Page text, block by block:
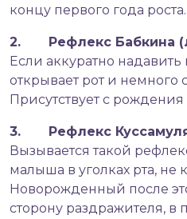
концу первого года роста.
2. Рефлекс Бабкина
Если аккуратно
открывает рот и немного
Присутствует с
3. Рефлекс Куссамуля
Вызывается такой
малыша в уголках рта, не
Новорожденный после
сторону раздражителя, в